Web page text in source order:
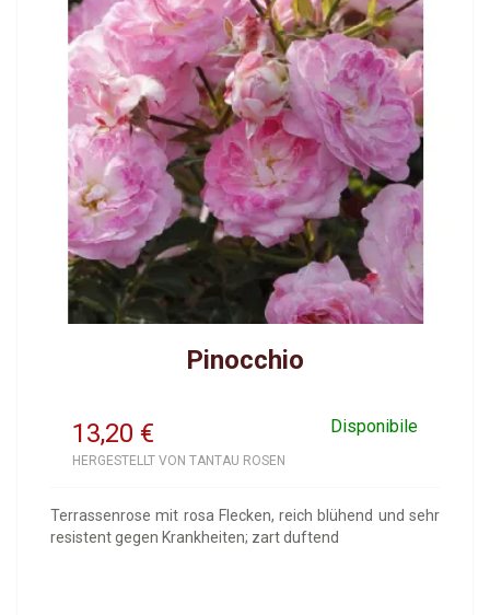
Pinocchio
13,20 Disponibile
€
HERGESTELLT VON TANTAU ROSEN
Terrassenrose mit rosa Flecken, reich blühend und sehr
resistent gegen Krankheiten; zart duftend